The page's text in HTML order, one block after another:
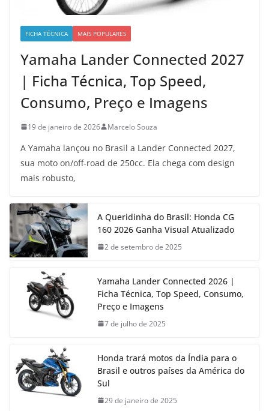
FICHA TÉCNICA MAIS POPULARES
Yamaha Lander Connected 2027
| Ficha Técnica, Top Speed,
Consumo, Preço e Imagens
19 de janeiro de 2026 Marcelo Souza
A Yamaha lançou no Brasil a Lander Connected 2027,
sua moto on/off-road de 250cc. Ela chega com design
mais robusto,
A Queridinha do Brasil: Honda CG
160 2026 Ganha Visual Atualizado
2 de setembro de 2025
Yamaha Lander Connected 2026 |
Ficha Técnica, Top Speed, Consumo,
Preço e Imagens
7 de julho de 2025
Honda trará motos da Índia para o
Brasil e outros países da América do
Sul
29 de janeiro de 2025